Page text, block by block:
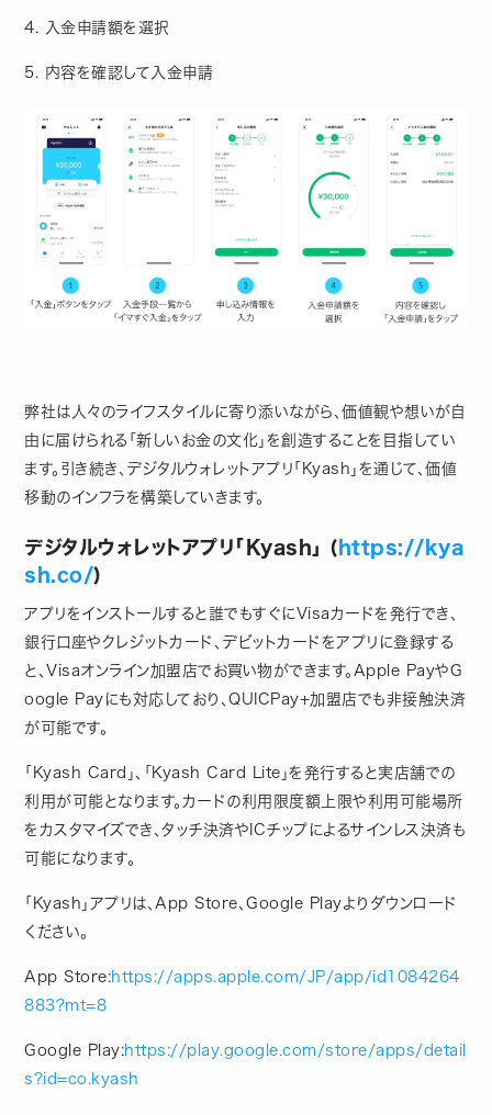
4. 入金申請額を選択
5. 内容を確認して入金申請
弊社は人々のライフスタイルに寄り添いながら、価値観や想いが自
由に届けられる「新しいお金の文化」を創造することを目指してい
ます。引き続き、デジタルウォレットアプリ「Kyash」を通じて、価値
移動のインフラを構築していきます。
デジタルウォレットアプリ「Kyash」 ( https://kya
sh.co/)
アプリをインストールすると誰でもすぐにVisaカードを発行でき、
銀行口座やクレジットカード、デビットカードをアプリに登録する
と、Visaオンライン加盟店でお買い物ができます。Apple PayやG
oogle Payにも対応しており、QUICPay+加盟店でも非接触決済
が可能です。
「Kyash Card」、「Kyash Card Lite」を発行すると実店舗での
利用が可能となります。カードの利用限度額上限や利用可能場所
をカスタマイズでき、タッチ決済やICチップによるサインレス決済も
可能になります。
「​Kyash​」アプリは、​App Store​、​Google Play​よりダウンロード
ください。
App Store:​https://apps.apple.com/JP/app/id1084264
883?mt=8
Google Play:​https://play.google.com/store/apps/detail
s?id=co.kyash